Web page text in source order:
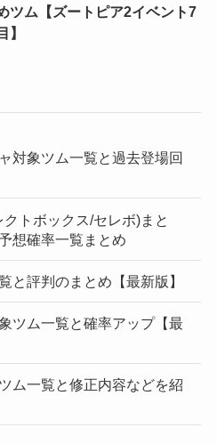
ツム【ズートピア2イベント7
】
対象ツム一覧と過去登場回
トボックス/セレボ)まと
想確率一覧まとめ
と評判のまとめ【最新版】
ツム一覧と確率アップ【最
ム一覧と修正内容などを紹